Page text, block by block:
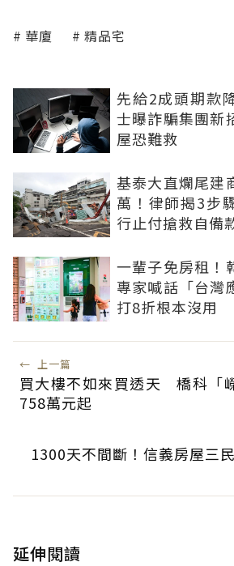
華廈 精品宅
先給2成頭期款
士曝詐騙集團新
屋恐難救
基泰大直爛尾建
萬！律師揭3步
行止付搶救自備
一輩子免房租！
專家喊話「台灣
打8折根本沒用
← 上一篇
買大樓不如來買透天 橋科「
758萬元起
1300天不間斷！信義房屋三
延伸閱讀